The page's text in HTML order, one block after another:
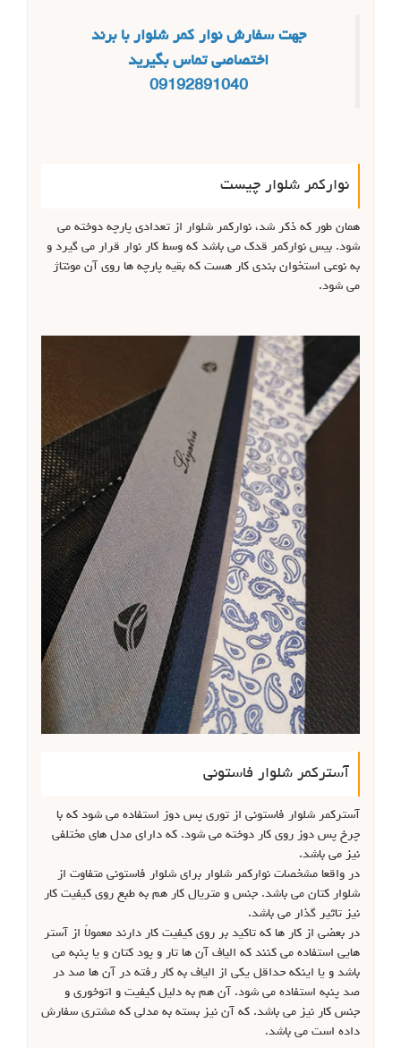
جهت سفارش نوار کمر شلوار با برند
اختصاصی تماس بگیرید
09192891040
نوارکمر شلوار چیست
همان طور که ذکر شد، نوارکمر شلوار از تعدادی پارچه دوخته می
شود. بیس نوارکمر قدک می باشد که وسط کار نوار قرار می گیرد و
به نوعی استخوان بندی کار هست که بقیه پارچه ها روی آن مونتاژ
می شود.
آسترکمر شلوار فاستونی
آسترکمر شلوار فاستونی از توری پس دوز استفاده می شود که با
چرخ پس دوز روی کار دوخته می شود. که دارای مدل های مختلفی
نیز می باشد.
در واقعا مشخصات نوارکمر شلوار برای شلوار فاستونی متفاوت از
شلوار کتان می باشد. جنس و متریال کار هم به طبع روی کیفیت کار
نیز تاثیر گذار می باشد.
در بعضی از کار ها که تاکید بر روی کیفیت کار دارند معمولاً از آستر
هایی استفاده می کنند که الیاف آن ها تار و پود کتان و یا پنبه می
باشد و یا اینکه حداقل یکی از الیاف به کار رفته در آن ها صد در
صد پنبه استفاده می شود. آن هم به دلیل کیفیت و اتوخوری و
جنس کار نیز می باشد. که آن نیز بسته به مدلی که مشتری سفارش
داده است می باشد.